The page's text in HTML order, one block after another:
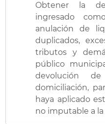
Obtener la
ingresado
anulación de
duplicados,
tributos y
público
devolución
domiciliación,
haya aplicado
no imputable a